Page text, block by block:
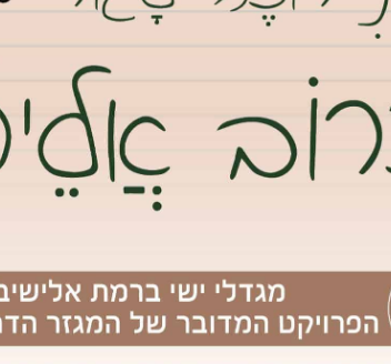
הבית היהודי למועצת העיר
שקלים הנחה בארנונה
תאפשר הנחה קבועה בארנונה למשרתי מילואים.